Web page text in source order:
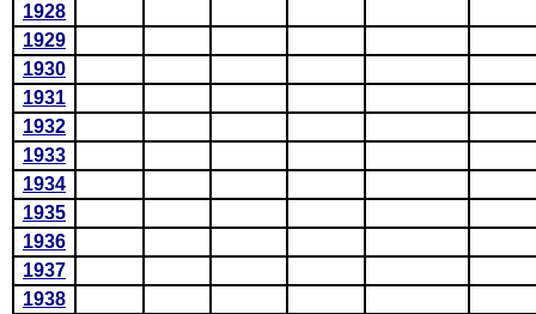
1928
1929
1930
1931
1932
1933
1934
1935
1936
1937
1938